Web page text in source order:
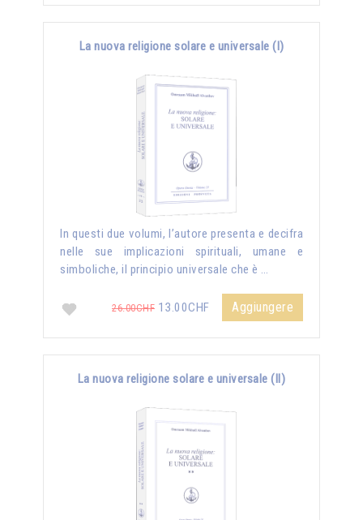
La nuova religione solare e universale (I)
In questi due volumi, l’autore presenta e decifra
nelle sue implicazioni spirituali, umane e
simboliche, il principio universale che è …
26.00CHF 13.00CHF Aggiungere
La nuova religione solare e universale (II)